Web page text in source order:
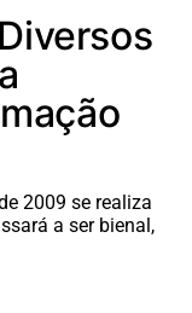
2009 se realiza
a ser bienal,